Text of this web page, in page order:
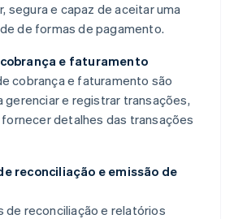
segura e capaz de aceitar uma
de formas de pagamento.
e faturamento
cobrança e faturamento são
gerenciar e registrar transações,
detalhes das transações
reconciliação e emissão de
de reconciliação e relatórios